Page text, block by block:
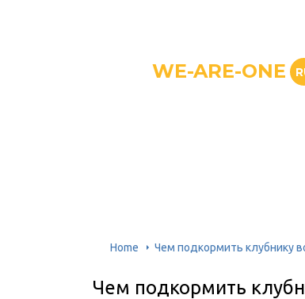
WE-ARE-ONE
Home Чем подкормить клубнику
Чем подкормить